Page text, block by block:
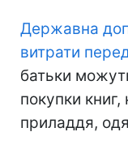
Державна
витрати
батьки
покупки книг,
приладдя,